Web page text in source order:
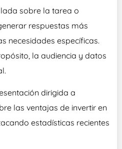
sobre la tarea o
respuestas más
necesidades específicas.
la audiencia y datos
dirigida a
las ventajas de invertir en
estadísticas recientes